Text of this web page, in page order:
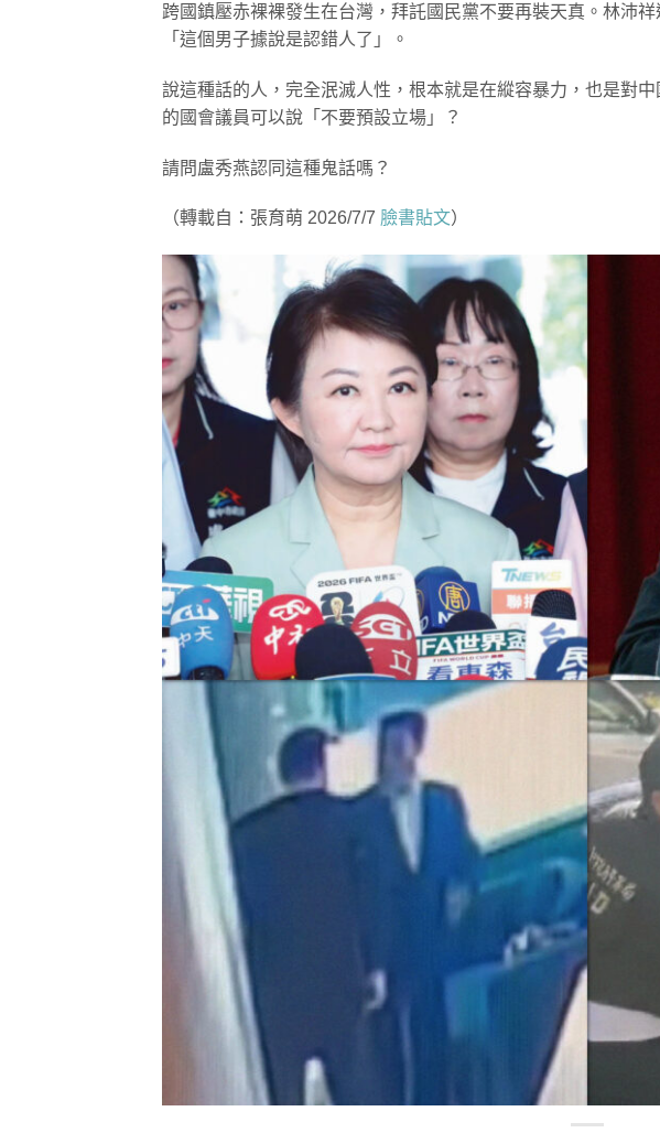
跨國鎮壓赤裸裸發生在台灣，拜託國民黨不要再裝天真。林沛
「這個男子據說是認錯人了」。
說這種話的人，完全泯滅人性，根本就是在縱容暴力，也是對
的國會議員可以說「不要預設立場」？
請問盧秀燕認同這種鬼話嗎？
（轉載自：張育萌 2026/7/7 臉書貼文）